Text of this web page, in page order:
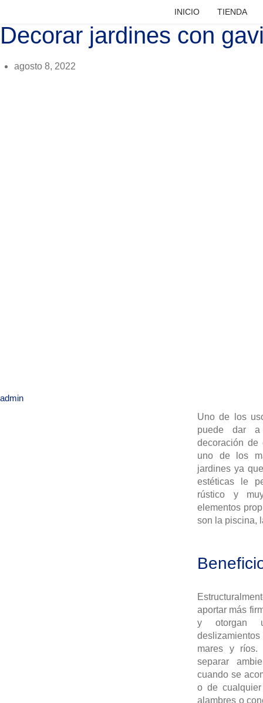
Escribe el producto que estés buscando
INICIO TIENDA
Decorar jardines con
agosto 8, 2022
admin
Uno de los
puede dar
decoración de
uno de los
jardines ya
estéticas le
rústico y
elementos
son la piscina,
aportar más
y otorgan
mares y ríos.
separar
cuando se
o de
alambres o